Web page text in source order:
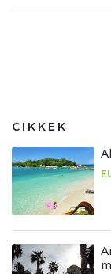
CIKKEK